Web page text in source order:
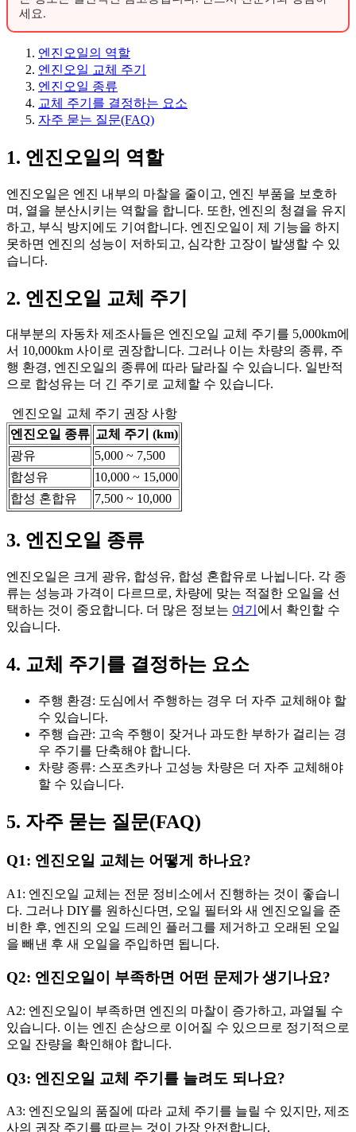
세요.
엔진오일의 역할
엔진오일 교체 주기
엔진오일 종류
교체 주기를 결정하는 요소
자주 묻는 질문(FAQ)
1. 엔진오일의 역할
엔진오일은 엔진 내부의 마찰을 줄이고, 엔진 부품을 보호하
며, 열을 분산시키는 역할을 합니다. 또한, 엔진의 청결을 유지
하고, 부식 방지에도 기여합니다. 엔진오일이 제 기능을 하지
못하면 엔진의 성능이 저하되고, 심각한 고장이 발생할 수 있
습니다.
2. 엔진오일 교체 주기
대부분의 자동차 제조사들은 엔진오일 교체 주기를 5,000km에
서 10,000km 사이로 권장합니다. 그러나 이는 차량의 종류, 주
행 환경, 엔진오일의 종류에 따라 달라질 수 있습니다. 일반적
으로 합성유는 더 긴 주기로 교체할 수 있습니다.
엔진오일 교체 주기 권장 사항
엔진오일 종류 교체 주기 (km)
광유
5,000 ~ 7,500
합성유
10,000 ~ 15,000
합성 혼합유
7,500 ~ 10,000
3. 엔진오일 종류
엔진오일은 크게 광유, 합성유, 합성 혼합유로 나뉩니다. 각 종
류는 성능과 가격이 다르므로, 차량에 맞는 적절한 오일을 선
택하는 것이 중요합니다. 더 많은 정보는 여기 에서 확인할 수
있습니다.
4. 교체 주기를 결정하는 요소
주행 환경: 도심에서 주행하는 경우 더 자주 교체해야 할
수 있습니다.
주행 습관: 고속 주행이 잦거나 과도한 부하가 걸리는 경
우 주기를 단축해야 합니다.
차량 종류: 스포츠카나 고성능 차량은 더 자주 교체해야
할 수 있습니다.
5. 자주 묻는 질문(FAQ)
Q1: 엔진오일 교체는 어떻게 하나요?
A1: 엔진오일 교체는 전문 정비소에서 진행하는 것이 좋습니
다. 그러나 DIY를 원하신다면, 오일 필터와 새 엔진오일을 준
비한 후, 엔진의 오일 드레인 플러그를 제거하고 오래된 오일
을 빼낸 후 새 오일을 주입하면 됩니다.
Q2: 엔진오일이 부족하면 어떤 문제가 생기나요?
A2: 엔진오일이 부족하면 엔진의 마찰이 증가하고, 과열될 수
있습니다. 이는 엔진 손상으로 이어질 수 있으므로 정기적으로
오일 잔량을 확인해야 합니다.
Q3: 엔진오일 교체 주기를 늘려도 되나요?
A3: 엔진오일의 품질에 따라 교체 주기를 늘릴 수 있지만, 제조
사의 권장 주기를 따르는 것이 가장 안전합니다.